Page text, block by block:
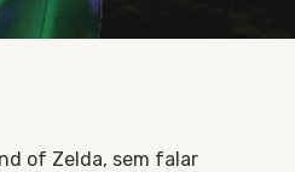
of Zelda, sem falar